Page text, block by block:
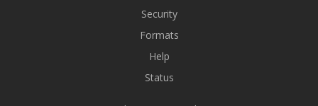
Security
Formats
Help
Status